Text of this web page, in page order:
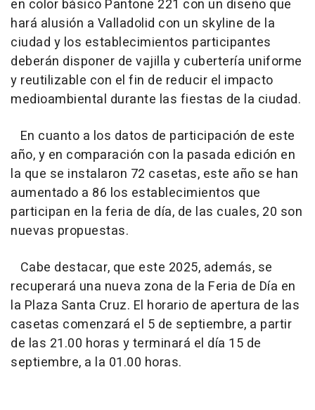
en color básico Pantone 221 con un diseño que
hará alusión a Valladolid con un skyline de la
ciudad y los establecimientos participantes
deberán disponer de vajilla y cubertería uniforme
y reutilizable con el fin de reducir el impacto
medioambiental durante las fiestas de la ciudad.
En cuanto a los datos de participación de este
año, y en comparación con la pasada edición en
la que se instalaron 72 casetas, este año se han
aumentado a 86 los establecimientos que
participan en la feria de día, de las cuales, 20 son
nuevas propuestas.
Cabe destacar, que este 2025, además, se
recuperará una nueva zona de la Feria de Día en
la Plaza Santa Cruz. El horario de apertura de las
casetas comenzará el 5 de septiembre, a partir
de las 21.00 horas y terminará el día 15 de
septiembre, a la 01.00 horas.